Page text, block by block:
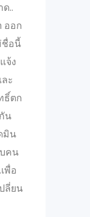
..
ออก
ชื่อนี้
จ้ง
ะ
ธิ์ตก
น
มิน
คน
พื่อ
ลี่ยน